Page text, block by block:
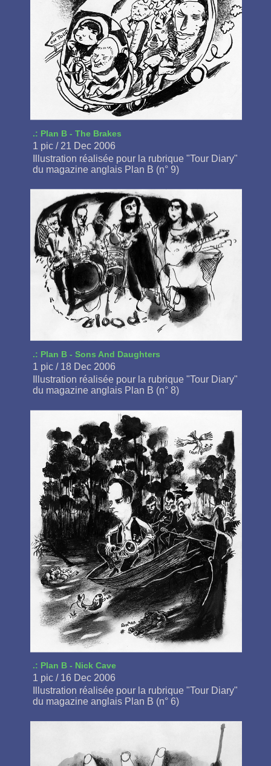
.: Plan B - The Brakes
1 pic / 21 Dec 2006
Illustration réalisée pour la rubrique "Tour Diary"
du magazine anglais Plan B (n° 9)
.: Plan B - Sons And Daughters
1 pic / 18 Dec 2006
Illustration réalisée pour la rubrique "Tour Diary"
du magazine anglais Plan B (n° 8)
.: Plan B - Nick Cave
1 pic / 16 Dec 2006
Illustration réalisée pour la rubrique "Tour Diary"
du magazine anglais Plan B (n° 6)